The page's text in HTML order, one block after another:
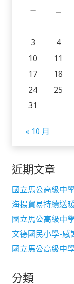
一 二
3
4
10
11
17
18
24
25
31
« 10 月
近期文章
國立馬公高級中
海揚貿易持續送
國立馬公高級中
文德國民小學-感
國立馬公高級中
分類